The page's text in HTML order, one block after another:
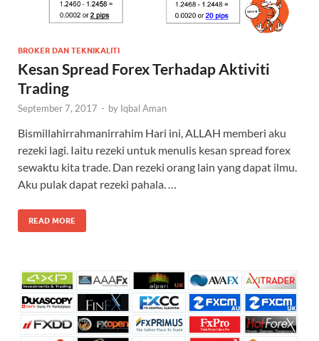
BROKER DAN TEKNIKALITI
Kesan Spread Forex Terhadap Aktiviti
Trading
September 7, 2017 - by Iqbal Aman
Bismillahirrahmanirrahim Hari ini, ALLAH memberi aku
rezeki lagi. Iaitu rezeki untuk menulis kesan spread forex
sewaktu kita trade. Dan rezeki orang lain yang dapat ilmu.
Aku pulak dapat rezeki pahala. …
READ MORE